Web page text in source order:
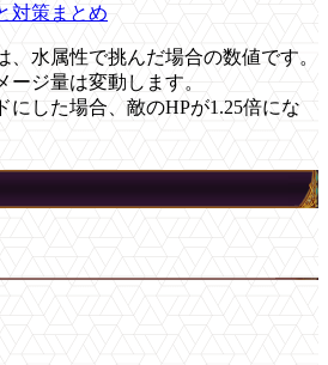
対策まとめ
水属性で挑んだ場合の数値です。
ージ量は変動します。
した場合、敵のHPが1.25倍にな